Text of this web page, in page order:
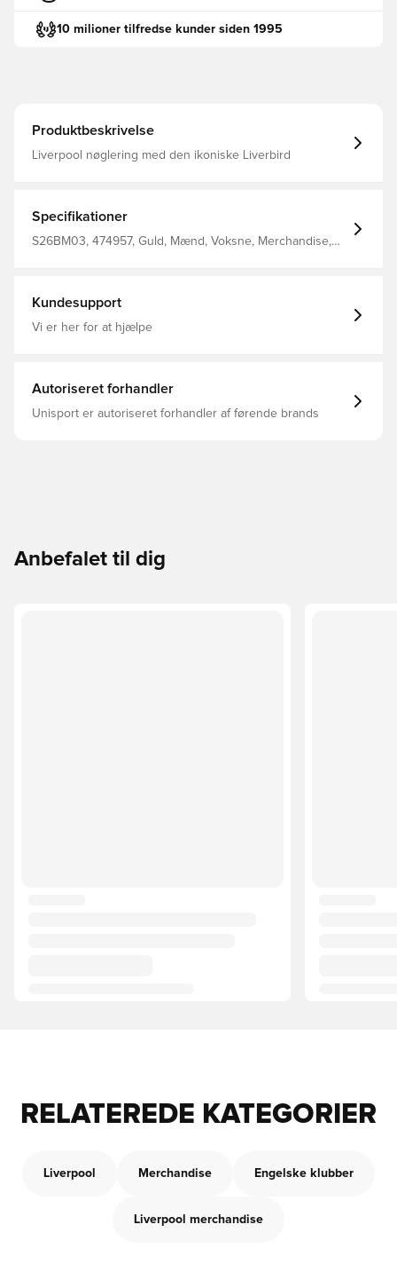
10 milioner tilfredse kunder siden 1995
Produktbeskrivelse
Liverpool nøglering med den ikoniske Liverbird
Specifikationer
S26BM03, 474957, Guld, Mænd, Voksne, Merchandise,
Kundesupport
Vi er her for at hjælpe
Autoriseret forhandler
Unisport er autoriseret forhandler af førende brands
Anbefalet til dig
RELATEREDE KATEGORIER
Liverpool Merchandise Engelske klubber
Liverpool merchandise